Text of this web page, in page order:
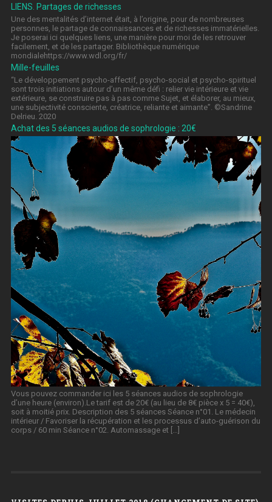
LIENS. Partages de richesses
Une des mentalités d’internet était, à l’origine, pour de nombreuses
personnes, le partage de connaissances et de richesses immatérielles.
Je poserai ici quelques liens, une manière pour moi de les retrouver
facilement, et de les partager. Bibliothèque numérique
mondialehttps://www.wdl.org/fr/
Mille-feuilles
“Le développement psycho-affectif, psycho-social et psycho-spirituel
sont trois initiations autour d’un même défi : relier vie intérieure et vie
extérieure, se construire pas à pas comme Sujet, et élaborer, au mieux,
une subjectivité consciente, créatrice, reliante et aimante”. ©Sandrine
Delrieu. 2020
Achat des 5 séances audios de sophrologie : 20€
Vous pouvez commander ici les 5 séances audios de sophrologie
d’une heure (environ).Le tarif est de 20€ (au lieu de 8€ pièce x 5 = 40€),
soit à moitié prix. Description des 5 séances Séance n°01. Le médecin
intérieur / Favoriser la récupération et les processus d’auto-guérison du
corps / 60 min Séance n°02. Automassage et […]